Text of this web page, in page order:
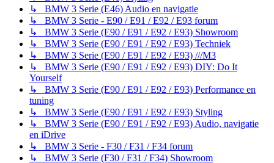
↳ BMW 3 Serie (E46) Audio en navigatie
↳ BMW 3 Serie - E90 / E91 / E92 / E93 forum
↳ BMW 3 Serie (E90 / E91 / E92 / E93) Showroom
↳ BMW 3 Serie (E90 / E91 / E92 / E93) Techniek
↳ BMW 3 Serie (E90 / E91 / E92 / E93) ///M3
↳ BMW 3 Serie (E90 / E91 / E92 / E93) DIY: Do It
Yourself
↳ BMW 3 Serie (E90 / E91 / E92 / E93) Performance en
tuning
↳ BMW 3 Serie (E90 / E91 / E92 / E93) Styling
↳ BMW 3 Serie (E90 / E91 / E92 / E93) Audio, navigatie
en iDrive
↳ BMW 3 Serie - F30 / F31 / F34 forum
↳ BMW 3 Serie (F30 / F31 / F34) Showroom